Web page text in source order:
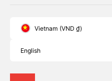
Vietnam (VND ₫)
English